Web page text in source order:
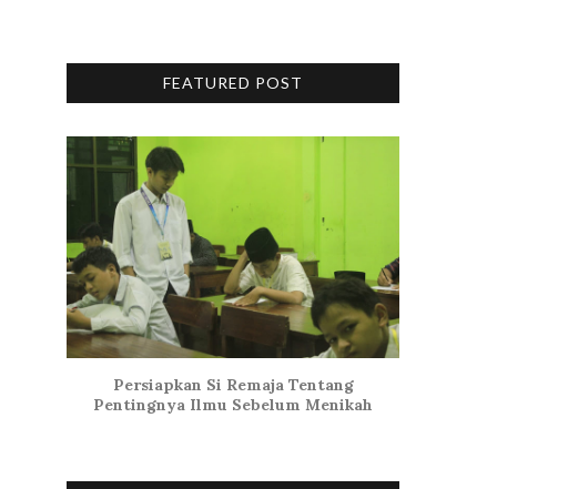
FEATURED POST
Persiapkan Si Remaja Tentang
Pentingnya Ilmu Sebelum Menikah